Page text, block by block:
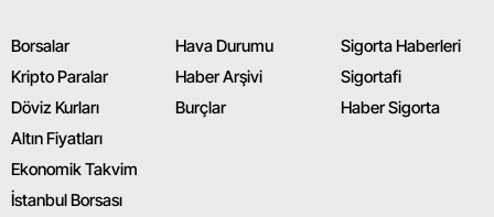
Borsalar
Kripto Paralar
Döviz Kurları
Altın Fiyatları
Ekonomik Takvim
İstanbul Borsası
Hava Durumu
Haber Arşivi
Burçlar
Sigorta Haberleri
Sigortafi
Haber Sigorta